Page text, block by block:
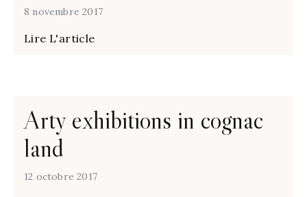
8 novembre 2017
Lire L'article
Arty exhibitions in cognac
land
12 octobre 2017